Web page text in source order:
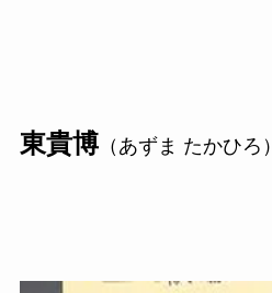
東貴博（あずま たかひろ）